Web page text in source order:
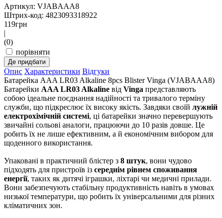
Артикул: VJABAAA8
Штрих-код: 4823093318922
119грн
|
(0)
порівняти
Де придбати
Опис Характеристики Відгуки
Батарейка AAA LR03 Alkaline 8pcs Blister Vinga (VJABAAA8)
Батарейки AAA LR03 Alkaline від Vinga представляють
собою ідеальне поєднання надійності та тривалого терміну
служби, що підкреслює їх високу якість. Завдяки своїй лужній
електрохімічній системі, ці батарейки значно перевершують
звичайні сольові аналоги, працюючи до 10 разів довше. Це
робить їх не лише ефективним, а й економічним вибором для
щоденного використання.
Упаковані в практичний блістер з 8 штук, вони чудово
підходять для пристроїв із середнім рівнем споживання
енергії, таких як дитячі іграшки, ліхтарі чи медичні прилади.
Вони забезпечують стабільну продуктивність навіть в умовах
низької температури, що робить їх універсальними для різних
кліматичних зон.